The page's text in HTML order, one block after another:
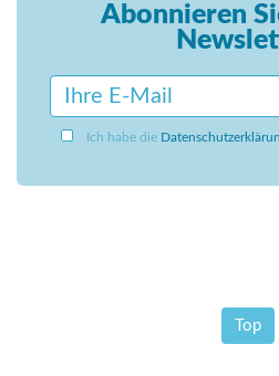
Abonnieren
Ich habe die
Top